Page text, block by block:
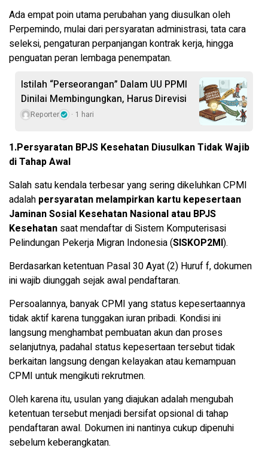
Ada empat poin utama perubahan yang diusulkan oleh
Perpemindo, mulai dari persyaratan administrasi, tata cara
seleksi, pengaturan perpanjangan kontrak kerja, hingga
penguatan peran lembaga penempatan.
Istilah “Perseorangan” Dalam UU PPMI
Dinilai Membingungkan, Harus Direvisi
Reporter 1 hari
1.Persyaratan BPJS Kesehatan Diusulkan Tidak Wajib
di Tahap Awal
Salah satu kendala terbesar yang sering dikeluhkan CPMI
adalah persyaratan melampirkan kartu kepesertaan
Jaminan Sosial Kesehatan Nasional atau BPJS
Kesehatan saat mendaftar di Sistem Komputerisasi
Pelindungan Pekerja Migran Indonesia (SISKOP2MI).
Berdasarkan ketentuan Pasal 30 Ayat (2) Huruf f, dokumen
ini wajib diunggah sejak awal pendaftaran.
Persoalannya, banyak CPMI yang status kepesertaannya
tidak aktif karena tunggakan iuran pribadi. Kondisi ini
langsung menghambat pembuatan akun dan proses
selanjutnya, padahal status kepesertaan tersebut tidak
berkaitan langsung dengan kelayakan atau kemampuan
CPMI untuk mengikuti rekrutmen.
Oleh karena itu, usulan yang diajukan adalah mengubah
ketentuan tersebut menjadi bersifat opsional di tahap
pendaftaran awal. Dokumen ini nantinya cukup dipenuhi
sebelum keberangkatan.